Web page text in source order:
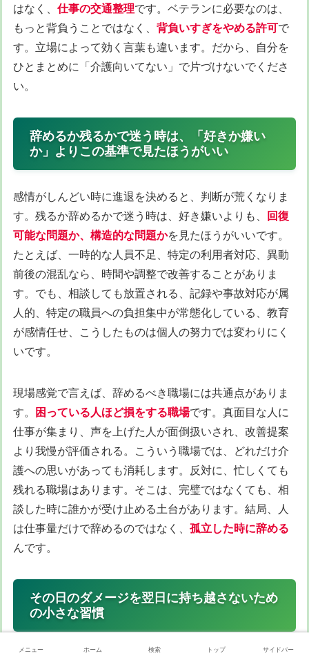
はなく、 仕事の交通整理です。ベテランに必要なのは、
もっと背負うことではなく、 背負いすぎをやめる許可で
す。立場によって効く言葉も違います。だから、自分を
ひとまとめに「介護向いてない」で片づけないでくださ
い。
辞めるか残るかで迷う時は、「好きか嫌い
か」よりこの基準で見たほうがいい
感情がしんどい時に進退を決めると、判断が荒くなりま
す。残るか辞めるかで迷う時は、好き嫌いよりも、 回復
可能な問題か、構造的な問題かを見たほうがいいです。
たとえば、一時的な人員不足、特定の利用者対応、異動
前後の混乱なら、時間や調整で改善することがありま
す。でも、相談しても放置される、記録や事故対応が属
人的、特定の職員への負担集中が常態化している、教育
が感情任せ、こうしたものは個人の努力では変わりにく
いです。
現場感覚で言えば、辞めるべき職場には共通点がありま
す。 困っている人ほど損をする職場です。真面目な人に
仕事が集まり、声を上げた人が面倒扱いされ、改善提案
より我慢が評価される。こういう職場では、どれだけ介
護への思いがあっても消耗します。反対に、忙しくても
残れる職場はあります。そこは、完璧ではなくても、相
談した時に誰かが受け止める土台があります。結局、人
は仕事量だけで辞めるのではなく、 孤立した時に辞める
んです。
その日のダメージを翌日に持ち越さないため
の小さな習慣
メニュー ホーム 検索 トップ サイドバー